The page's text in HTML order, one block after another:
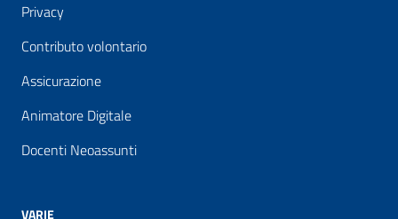
Privacy
Contributo volontario
Assicurazione
Animatore Digitale
Docenti Neoassunti
VARIE